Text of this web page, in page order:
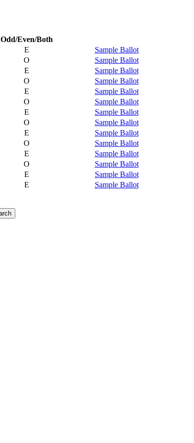
Odd/Even/Both
E
Sample Ballot
O
Sample Ballot
E
Sample Ballot
O
Sample Ballot
E
Sample Ballot
O
Sample Ballot
E
Sample Ballot
O
Sample Ballot
E
Sample Ballot
O
Sample Ballot
E
Sample Ballot
O
Sample Ballot
E
Sample Ballot
E Sample Ballot